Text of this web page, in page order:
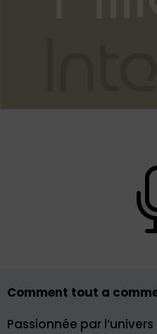
Comment tout a
Passionnée par